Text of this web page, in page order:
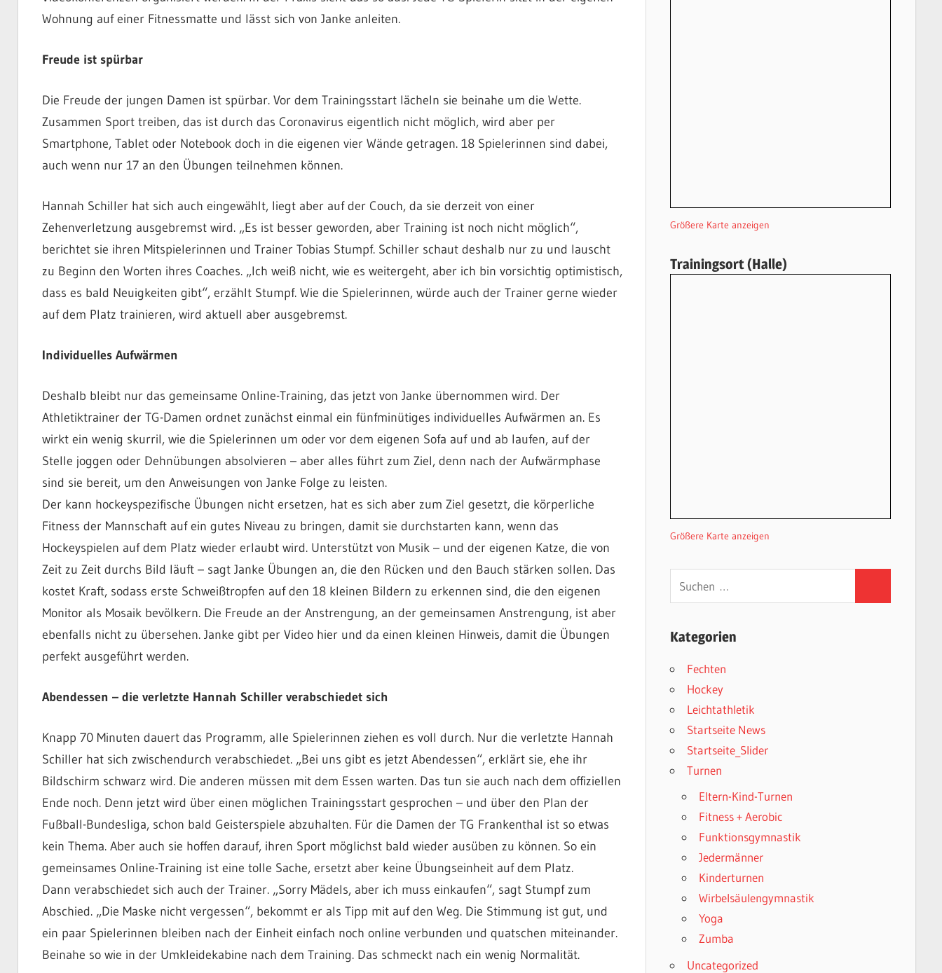
Wohnung auf einer Fitnessmatte und lässt sich von Janke anleiten.
Freude ist spürbar
Die Freude der jungen Damen ist spürbar. Vor dem Trainingsstart lächeln sie beinahe um die Wette.
Zusammen Sport treiben, das ist durch das Coronavirus eigentlich nicht möglich, wird aber per
Smartphone, Tablet oder Notebook doch in die eigenen vier Wände getragen. 18 Spielerinnen sind dabei,
auch wenn nur 17 an den Übungen teilnehmen können.
Hannah Schiller hat sich auch eingewählt, liegt aber auf der Couch, da sie derzeit von einer
Zehenverletzung ausgebremst wird. „Es ist besser geworden, aber Training ist noch nicht möglich“,
berichtet sie ihren Mitspielerinnen und Trainer Tobias Stumpf. Schiller schaut deshalb nur zu und lauscht
zu Beginn den Worten ihres Coaches. „Ich weiß nicht, wie es weitergeht, aber ich bin vorsichtig optimistisch,
dass es bald Neuigkeiten gibt“, erzählt Stumpf. Wie die Spielerinnen, würde auch der Trainer gerne wieder
auf dem Platz trainieren, wird aktuell aber ausgebremst.
Individuelles Aufwärmen
Deshalb bleibt nur das gemeinsame Online-Training, das jetzt von Janke übernommen wird. Der
Athletiktrainer der TG-Damen ordnet zunächst einmal ein fünfminütiges individuelles Aufwärmen an. Es
wirkt ein wenig skurril, wie die Spielerinnen um oder vor dem eigenen Sofa auf und ab laufen, auf der
Stelle joggen oder Dehnübungen absolvieren – aber alles führt zum Ziel, denn nach der Aufwärmphase
sind sie bereit, um den Anweisungen von Janke Folge zu leisten.
Der kann hockeyspezifische Übungen nicht ersetzen, hat es sich aber zum Ziel gesetzt, die körperliche
Fitness der Mannschaft auf ein gutes Niveau zu bringen, damit sie durchstarten kann, wenn das
Hockeyspielen auf dem Platz wieder erlaubt wird. Unterstützt von Musik – und der eigenen Katze, die von
Zeit zu Zeit durchs Bild läuft – sagt Janke Übungen an, die den Rücken und den Bauch stärken sollen. Das
kostet Kraft, sodass erste Schweißtropfen auf den 18 kleinen Bildern zu erkennen sind, die den eigenen
Monitor als Mosaik bevölkern. Die Freude an der Anstrengung, an der gemeinsamen Anstrengung, ist aber
ebenfalls nicht zu übersehen. Janke gibt per Video hier und da einen kleinen Hinweis, damit die Übungen
perfekt ausgeführt werden.
Abendessen – die verletzte Hannah Schiller verabschiedet sich
Knapp 70 Minuten dauert das Programm, alle Spielerinnen ziehen es voll durch. Nur die verletzte Hannah
Schiller hat sich zwischendurch verabschiedet. „Bei uns gibt es jetzt Abendessen“, erklärt sie, ehe ihr
Bildschirm schwarz wird. Die anderen müssen mit dem Essen warten. Das tun sie auch nach dem offiziellen
Ende noch. Denn jetzt wird über einen möglichen Trainingsstart gesprochen – und über den Plan der
Fußball-Bundesliga, schon bald Geisterspiele abzuhalten. Für die Damen der TG Frankenthal ist so etwas
kein Thema. Aber auch sie hoffen darauf, ihren Sport möglichst bald wieder ausüben zu können. So ein
gemeinsames Online-Training ist eine tolle Sache, ersetzt aber keine Übungseinheit auf dem Platz.
Dann verabschiedet sich auch der Trainer. „Sorry Mädels, aber ich muss einkaufen“, sagt Stumpf zum
Abschied. „Die Maske nicht vergessen“, bekommt er als Tipp mit auf den Weg. Die Stimmung ist gut, und
ein paar Spielerinnen bleiben nach der Einheit einfach noch online verbunden und quatschen miteinander.
Beinahe so wie in der Umkleidekabine nach dem Training. Das schmeckt nach ein wenig Normalität.
Größere Karte anzeigen
Trainingsort (Halle)
Größere Karte anzeigen
Kategorien
Fechten
Hockey
Leichtathletik
Startseite News
Startseite_Slider
Turnen
Eltern-Kind-Turnen
Fitness + Aerobic
Funktionsgymnastik
Jedermänner
Kinderturnen
Wirbelsäulengymnastik
Yoga
Zumba
Uncategorized